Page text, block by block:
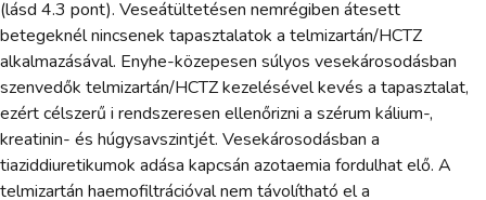
(lásd 4.3 pont). Veseátültetésen nemrégiben átesett
betegeknél nincsenek tapasztalatok a telmizartán/HCTZ
alkalmazásával. Enyhe-közepesen súlyos vesekárosodásban
szenvedők telmizartán/HCTZ kezelésével kevés a tapasztalat,
ezért célszerű i rendszeresen ellenőrizni a szérum kálium-,
kreatinin- és húgysavszintjét. Vesekárosodásban a
tiaziddiuretikumok adása kapcsán azotaemia fordulhat elő. A
telmizartán haemofiltrációval nem távolítható el a